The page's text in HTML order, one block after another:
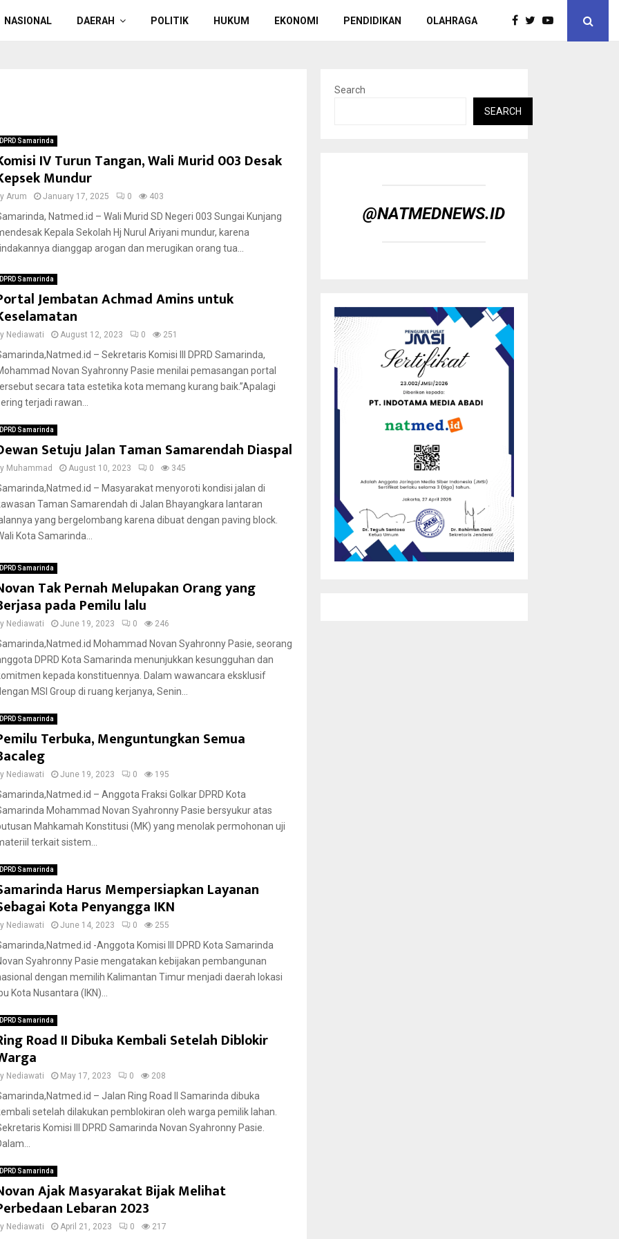
NASIONAL DAERAH POLITIK HUKUM EKONOMI PENDIDIKAN OLAHRAGA
DPRD Samarinda
IV Turun Tangan, Wali Murid 003 Desak
Mundur
Arum January 17, 2025 0 403
Natmed.id – Wali Murid SD Negeri 003 Sungai Kunjang
Kepala Sekolah Hj Nurul Ariyani mundur, karena
dianggap arogan dan merugikan orang tua...
DPRD Samarinda
Jembatan Achmad Amins untuk
Nediawati August 12, 2023 0 251
– Sekretaris Komisi III DPRD Samarinda,
Novan Syahronny Pasie menilai pemasangan portal
secara tata estetika kota memang kurang baik.”Apalagi
terjadi rawan...
DPRD Samarinda
Setuju Jalan Taman Samarendah Diaspal
Muhammad August 10, 2023 0 345
– Masyarakat menyoroti kondisi jalan di
Taman Samarendah di Jalan Bhayangkara lantaran
yang bergelombang karena dibuat dengan paving block.
Kota Samarinda...
DPRD Samarinda
Tak Pernah Melupakan Orang yang
pada Pemilu lalu
Nediawati June 19, 2023 0 246
Mohammad Novan Syahronny Pasie, seorang
DPRD Kota Samarinda menunjukkan kesungguhan dan
kepada konstituennya. Dalam wawancara eksklusif
MSI Group di ruang kerjanya, Senin...
DPRD Samarinda
Terbuka, Menguntungkan Semua
Nediawati June 19, 2023 0 195
– Anggota Fraksi Golkar DPRD Kota
Mohammad Novan Syahronny Pasie bersyukur atas
Mahkamah Konstitusi (MK) yang menolak permohonan uji
terkait sistem...
DPRD Samarinda
Harus Mempersiapkan Layanan
Kota Penyangga IKN
Nediawati June 14, 2023 0 255
-Anggota Komisi III DPRD Kota Samarinda
Syahronny Pasie mengatakan kebijakan pembangunan
dengan memilih Kalimantan Timur menjadi daerah lokasi
Kota Nusantara (IKN)...
DPRD Samarinda
Road II Dibuka Kembali Setelah Diblokir
Nediawati May 17, 2023 0 208
– Jalan Ring Road II Samarinda dibuka
setelah dilakukan pemblokiran oleh warga pemilik lahan.
Komisi III DPRD Samarinda Novan Syahronny Pasie.
DPRD Samarinda
Ajak Masyarakat Bijak Melihat
Lebaran 2023
Nediawati April 21, 2023 0 217
Search
SEARCH
@NATMEDNEWS.ID